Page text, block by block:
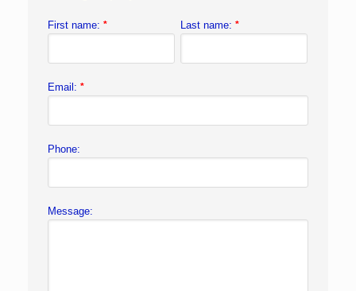
First name: * Last name: *
Email: *
Phone:
Message: